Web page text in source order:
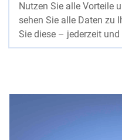
Nutzen Sie alle Vorteile
sehen Sie alle Daten zu
Sie diese – jederzeit